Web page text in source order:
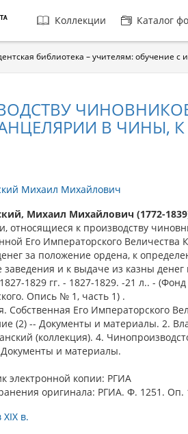
Главная
навигация
Коллекции Каталог
библиотека – учителям: обучение с
В ЧИНЫ, К
Михаил Михайлович
Михаил Михайлович (1772-
относящиеся к производству
Его Императорского
за положение ордена, к
заведения и к выдаче из казны денег
1829 гг. - 1827-1829. -21 л.. -
Опись № 1, часть 1) .
Собственная Его Императорского
(2) -- Документы и материалы. 2.
(коллекция). 4.
и материалы.
электронной копии: РГИА
оригинала: РГИА. Ф. 1251. Оп.
XIX в.